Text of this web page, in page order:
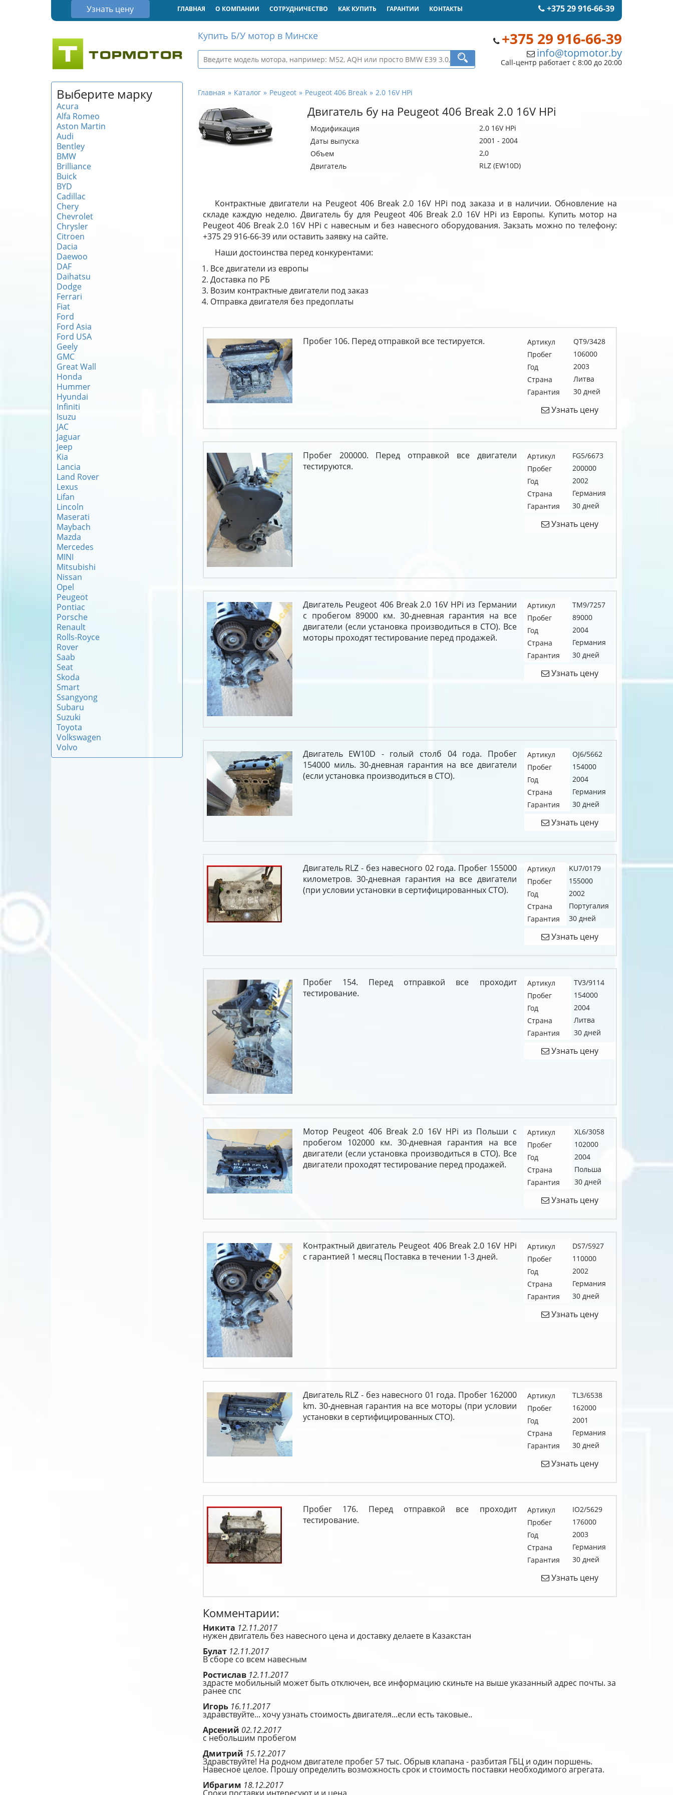
Узнать цену +375 29 916-66-39
ГЛАВНАЯ О КОМПАНИИ СОТРУДНИЧЕСТВО КАК КУПИТЬ ГАРАНТИИ КОНТАКТЫ
+375 29 916-66-39
info@topmotor.by
Call-центр работает с 8:00 до 20:00
Купить Б/У мотор в Минске
Выберите марку
Acura
Alfa Romeo
Aston Martin
Audi
Bentley
BMW
Brilliance
Buick
BYD
Cadillac
Chery
Chevrolet
Chrysler
Citroen
Dacia
Daewoo
DAF
Daihatsu
Dodge
Ferrari
Fiat
Ford
Ford Asia
Ford USA
Geely
GMC
Great Wall
Honda
Hummer
Hyundai
Infiniti
Isuzu
JAC
Jaguar
Jeep
Kia
Lancia
Land Rover
Lexus
Lifan
Lincoln
Maserati
Maybach
Mazda
Mercedes
MINI
Mitsubishi
Nissan
Opel
Peugeot
Pontiac
Porsche
Renault
Rolls-Royce
Rover
Saab
Seat
Skoda
Smart
Ssangyong
Subaru
Suzuki
Toyota
Volkswagen
Volvo
Главная Каталог Peugeot Peugeot 406 Break 2.0 16V HPi
Двигатель бу на Peugeot 406 Break 2.0 16V HPi
Модификация
2.0 16V HPi
Даты выпуска
2001 - 2004
Объем
2,0
Двигатель
RLZ (EW10D)
Контрактные двигатели на Peugeot 406 Break 2.0 16V HPi под заказа и в наличии. Обновление на
складе каждую неделю. Двигатель бу для Peugeot 406 Break 2.0 16V HPi из Европы. Купить мотор на
Peugeot 406 Break 2.0 16V HPi с навесным и без навесного оборудования. Закзать можно по телефону:
+375 29 916-66-39 или оставить заявку на сайте.
Наши достоинства перед конкурентами:
Все двигатели из европы
Доставка по РБ
Возим контрактные двигатели под заказ
Отправка двигателя без предоплаты
Пробег 106. Перед отправкой все тестируется. Артикул
QT9/3428
Пробег
106000
Год
2003
Страна
Литва
Гарантия
30 дней
Узнать цену
Пробег 200000. Перед отправкой все двигатели
тестируются.
Артикул
FG5/6673
Пробег
200000
Год
2002
Страна
Германия
Гарантия
30 дней
Узнать цену
Двигатель Peugeot 406 Break 2.0 16V HPi из Германии
с пробегом 89000 км. 30-дневная гарантия на все
двигатели (если установка производиться в СТО). Все
моторы проходят тестирование перед продажей.
Артикул
TM9/7257
Пробег
89000
Год
2004
Страна
Германия
Гарантия
30 дней
Узнать цену
Двигатель EW10D - голый столб 04 года. Пробег
154000 миль. 30-дневная гарантия на все двигатели
(если установка производиться в СТО).
Артикул
OJ6/5662
Пробег
154000
Год
2004
Страна
Германия
Гарантия
30 дней
Узнать цену
Двигатель RLZ - без навесного 02 года. Пробег 155000
километров. 30-дневная гарантия на все двигатели
(при условии установки в сертифицированных СТО).
Артикул
KU7/0179
Пробег
155000
Год
2002
Страна
Португалия
Гарантия
30 дней
Узнать цену
Пробег 154. Перед отправкой все проходит
тестирование.
Артикул
TV3/9114
Пробег
154000
Год
2004
Страна
Литва
Гарантия
30 дней
Узнать цену
Мотор Peugeot 406 Break 2.0 16V HPi из Польши с
пробегом 102000 км. 30-дневная гарантия на все
двигатели (если установка производиться в СТО). Все
двигатели проходят тестирование перед продажей.
Артикул
XL6/3058
Пробег
102000
Год
2004
Страна
Польша
Гарантия
30 дней
Узнать цену
Контрактный двигатель Peugeot 406 Break 2.0 16V HPi
c гарантией 1 месяц Поставка в течении 1-3 дней.
Артикул
DS7/5927
Пробег
110000
Год
2002
Страна
Германия
Гарантия
30 дней
Узнать цену
Двигатель RLZ - без навесного 01 года. Пробег 162000
km. 30-дневная гарантия на все моторы (при условии
установки в сертифицированных СТО).
Артикул
TL3/6538
Пробег
162000
Год
2001
Страна
Германия
Гарантия
30 дней
Узнать цену
Пробег 176. Перед отправкой все проходит
тестирование.
Артикул
IO2/5629
Пробег
176000
Год
2003
Страна
Германия
Гарантия
30 дней
Узнать цену
Комментарии:
Никита 12.11.2017
нужен двигатель без навесного цена и доставку делаете в Казакстан
Булат 12.11.2017
В сборе со всем навесным
Ростислав 12.11.2017
здрасте мобильный может быть отключен, все информацию скиньте на выше указанный адрес почты. за
ранее спс
Игорь 16.11.2017
здравствуйте... хочу узнать стоимость двигателя...если есть таковые..
Арсений 02.12.2017
с небольшим пробегом
Дмитрий 15.12.2017
Здравствуйте! На родном двигателе пробег 57 тыс. Обрыв клапана - разбитая ГБЦ и один поршень.
Навесное целое. Прошу определить возможность срок и стоимость поставки необходимого агрегата.
Ибрагим 18.12.2017
Сроки поставки интересуют и и цена